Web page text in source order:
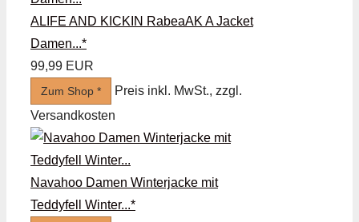
ALIFE AND KICKIN RabeaAK A Jacket
Damen...*
99,99 EUR
Zum Shop *
Preis inkl. MwSt., zzgl.
Versandkosten
Navahoo Damen Winterjacke mit
Teddyfell Winter...*